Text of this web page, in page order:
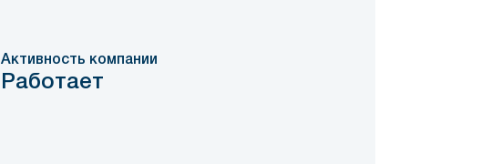
Активность компании
Работает